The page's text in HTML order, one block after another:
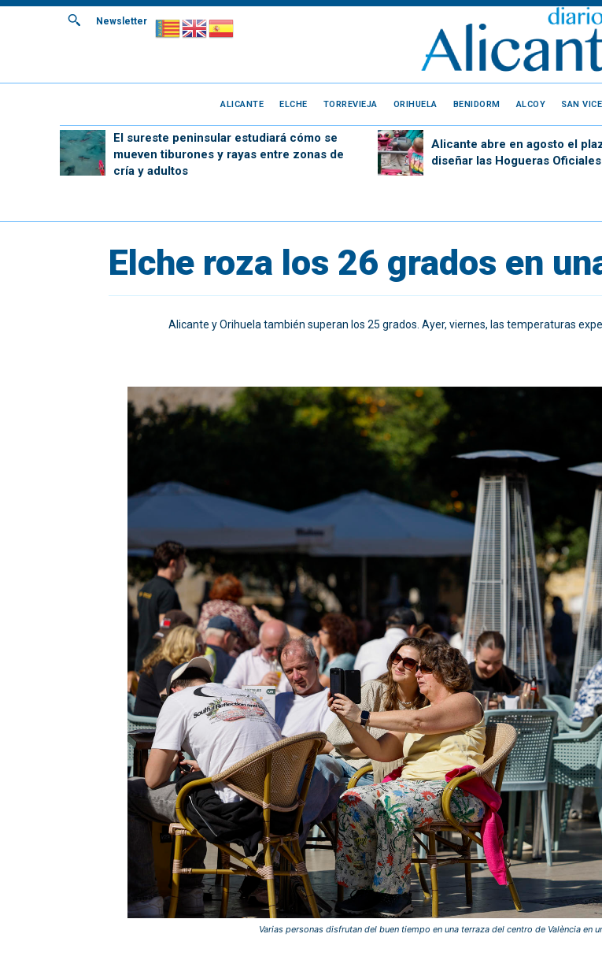
Newsletter
ALICANTE ELCHE TORREVIEJA ORIHUELA BENIDORM ALCOY SAN
El sureste peninsular estudiará cómo se
mueven tiburones y rayas entre zonas de
cría y adultos
Alicante abre en agosto el
diseñar las Hogueras
Elche roza los 26 grados en
Alicante y Orihuela también superan los 25 grados. Ayer, viernes, las temperaturas
Varias personas disfrutan del buen tiempo en una terraza del centro de València en